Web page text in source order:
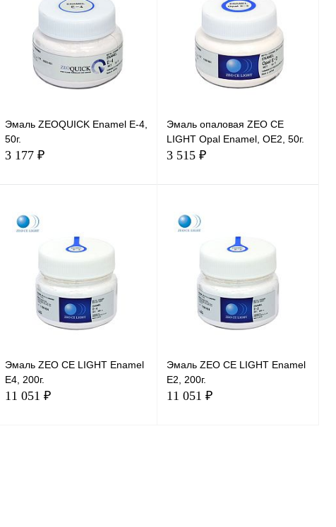
Эмаль ZEOQUICK Enamel E-4,
50г.
3 177 ₽
Эмаль опаловая ZEO CE
LIGHT Opal Enamel, OE2, 50г.
3 515 ₽
Эмаль ZEO CE LIGHT Enamel
E4, 200г.
11 051 ₽
Эмаль ZEO CE LIGHT Enamel
E2, 200г.
11 051 ₽